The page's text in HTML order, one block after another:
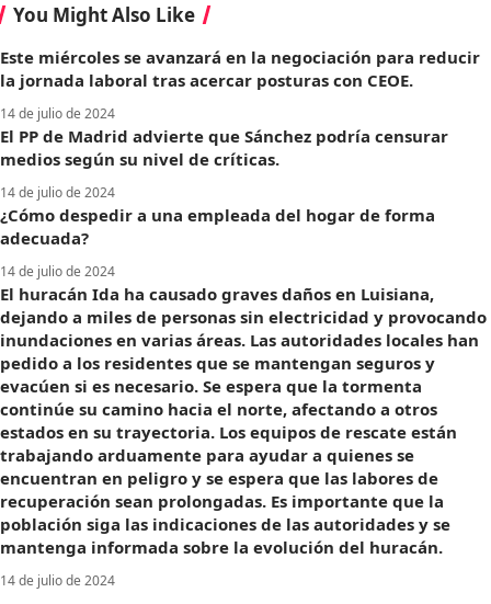
You Might Also Like
Este miércoles se avanzará en la negociación para reducir
la jornada laboral tras acercar posturas con CEOE.
14 de julio de 2024
El PP de Madrid advierte que Sánchez podría censurar
medios según su nivel de críticas.
14 de julio de 2024
¿Cómo despedir a una empleada del hogar de forma
adecuada?
14 de julio de 2024
El huracán Ida ha causado graves daños en Luisiana,
dejando a miles de personas sin electricidad y provocando
inundaciones en varias áreas. Las autoridades locales han
pedido a los residentes que se mantengan seguros y
evacúen si es necesario. Se espera que la tormenta
continúe su camino hacia el norte, afectando a otros
estados en su trayectoria. Los equipos de rescate están
trabajando arduamente para ayudar a quienes se
encuentran en peligro y se espera que las labores de
recuperación sean prolongadas. Es importante que la
población siga las indicaciones de las autoridades y se
mantenga informada sobre la evolución del huracán.
14 de julio de 2024